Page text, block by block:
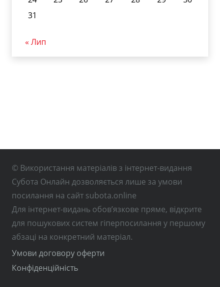
31
« Лип
© Використання матеріалів з інтернет-видання
Субота Онлайн дозволяється лише за умови
посилання на сайт subota.online
Для інтернет-видань обов’язкове пряме, відкрите
для пошукових систем гіперпосилання у першому
абзаці на конкретний матеріал.
Умови договору оферти
Конфіденційність